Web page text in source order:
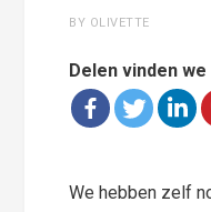
BY OLIVETTE
Delen vinden
We hebben zelf